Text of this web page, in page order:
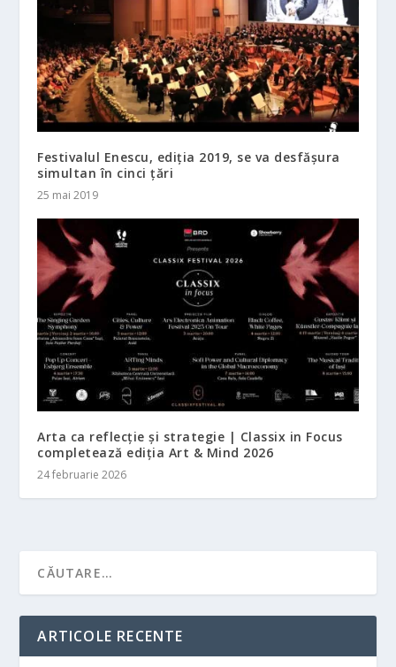
Festivalul Enescu, ediția 2019, se va desfășura
simultan în cinci țări
25 mai 2019
Arta ca reflecție și strategie | Classix in Focus
completează ediția Art & Mind 2026
24 februarie 2026
ARTICOLE RECENTE